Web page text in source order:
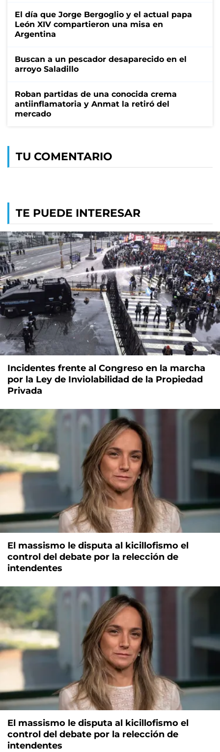
El día que Jorge Bergoglio y el actual papa
León XIV compartieron una misa en
Argentina
Buscan a un pescador desaparecido en el
arroyo Saladillo
Roban partidas de una conocida crema
antiinflamatoria y Anmat la retiró del
mercado
TU COMENTARIO
TE PUEDE INTERESAR
Incidentes frente al Congreso en la marcha
por la Ley de Inviolabilidad de la Propiedad
Privada
El massismo le disputa al kicillofismo el
control del debate por la relección de
intendentes
El massismo le disputa al kicillofismo el
control del debate por la relección de
intendentes